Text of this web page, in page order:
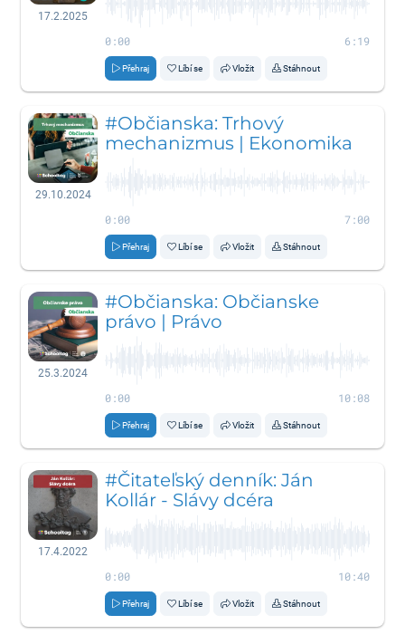
17.2.2025
0:00 6:19
Přehraj Líbí se Vložit Stáhnout
29.10.2024
#Občianska: Trhový
mechanizmus | Ekonomika
0:00 7:00
Přehraj Líbí se Vložit Stáhnout
25.3.2024
#Občianska: Občianske
právo | Právo
0:00 10:08
Přehraj Líbí se Vložit Stáhnout
17.4.2022
#Čitateľský denník: Ján
Kollár - Slávy dcéra
0:00 10:40
Přehraj Líbí se Vložit Stáhnout